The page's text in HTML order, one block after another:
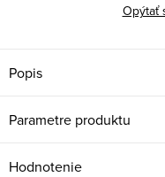
Opýtať
Popis
Parametre produktu
Hodnotenie